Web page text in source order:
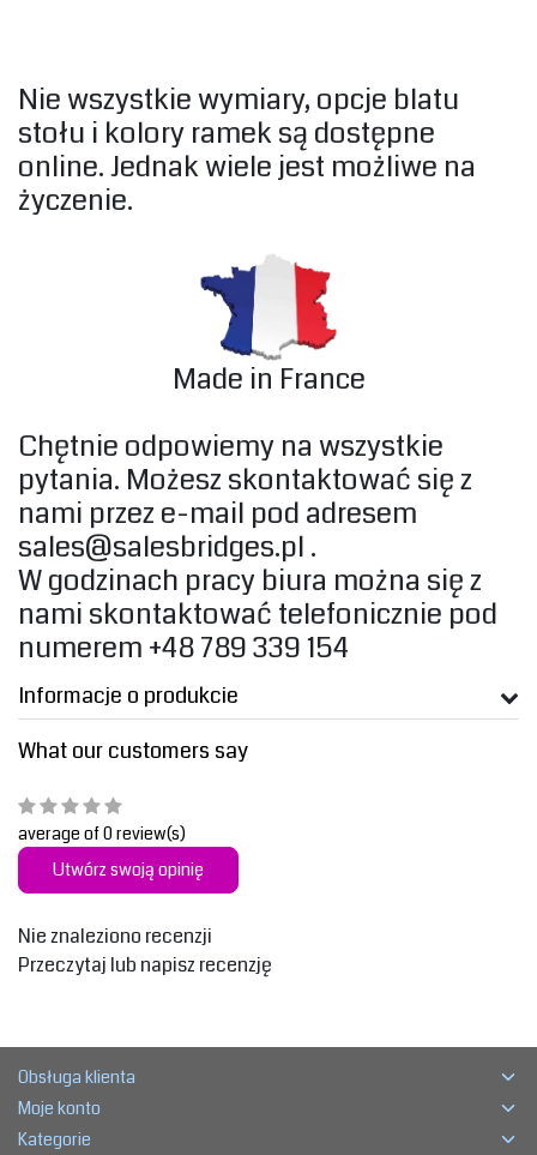
‎Nie wszystkie wymiary, opcje blatu
stołu i kolory ramek są dostępne
online. Jednak wiele jest możliwe na
życzenie.‎
Made in France
Chętnie odpowiemy na wszystkie
pytania. Możesz skontaktować się z
nami przez e-mail pod adresem
sales@salesbridges.pl .
W godzinach pracy biura można się z
nami skontaktować telefonicznie pod
numerem +48 789 339 154
Informacje o produkcie
What our customers say
average of 0 review(s)
Utwórz swoją opinię
Nie znaleziono recenzji
Przeczytaj lub napisz recenzję
Obsługa klienta
Moje konto
Kategorie